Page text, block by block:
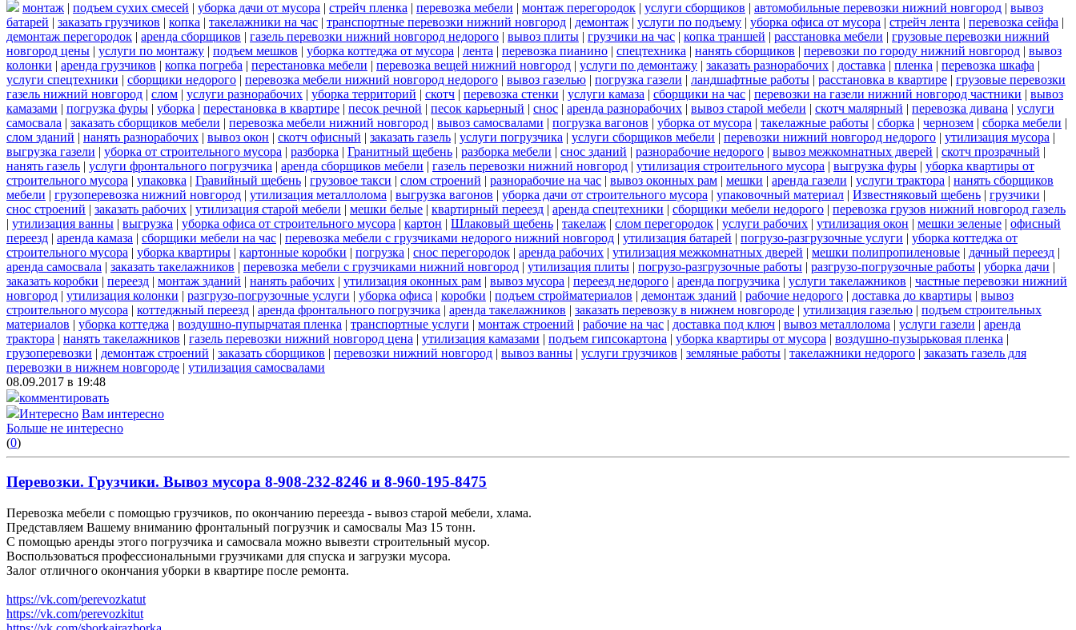
монтаж | подъем сухих смесей | уборка дачи от мусора | стрейч пленка | перевозка мебели | монтаж перегородок | услуги сборщиков | автомобильные перевозки нижний новгород | вывоз
батарей | заказать грузчиков | копка | такелажники на час | транспортные перевозки нижний новгород | демонтаж | услуги по подъему | уборка офиса от мусора | стрейч лента | перевозка сейфа |
демонтаж перегородок | аренда сборщиков | газель перевозки нижний новгород недорого | вывоз плиты | грузчики на час | копка траншей | расстановка мебели | грузовые перевозки нижний
новгород цены | услуги по монтажу | подъем мешков | уборка коттеджа от мусора | лента | перевозка пианино | спецтехника | нанять сборщиков | перевозки по городу нижний новгород | вывоз
колонки | аренда грузчиков | копка погреба | перестановка мебели | перевозка вещей нижний новгород | услуги по демонтажу | заказать разнорабочих | доставка | пленка | перевозка шкафа |
услуги спецтехники | сборщики недорого | перевозка мебели нижний новгород недорого | вывоз газелью | погрузка газели | ландшафтные работы | расстановка в квартире | грузовые перевозки
газель нижний новгород | слом | услуги разнорабочих | уборка территорий | скотч | перевозка стенки | услуги камаза | сборщики на час | перевозки на газели нижний новгород частники | вывоз
камазами | погрузка фуры | уборка | перестановка в квартире | песок речной | песок карьерный | снос | аренда разнорабочих | вывоз старой мебели | скотч малярный | перевозка дивана | услуги
самосвала | заказать сборщиков мебели | перевозка мебели нижний новгород | вывоз самосвалами | погрузка вагонов | уборка от мусора | такелажные работы | сборка | чернозем | сборка мебели |
слом зданий | нанять разнорабочих | вывоз окон | скотч офисный | заказать газель | услуги погрузчика | услуги сборщиков мебели | перевозки нижний новгород недорого | утилизация мусора |
выгрузка газели | уборка от строительного мусора | разборка | Гранитный щебень | разборка мебели | снос зданий | разнорабочие недорого | вывоз межкомнатных дверей | скотч прозрачный |
нанять газель | услуги фронтального погрузчика | аренда сборщиков мебели | газель перевозки нижний новгород | утилизация строительного мусора | выгрузка фуры | уборка квартиры от
строительного мусора | упаковка | Гравийный щебень | грузовое такси | слом строений | разнорабочие на час | вывоз оконных рам | мешки | аренда газели | услуги трактора | нанять сборщиков
мебели | грузоперевозка нижний новгород | утилизация металлолома | выгрузка вагонов | уборка дачи от строительного мусора | упаковочный материал | Известняковый щебень | грузчики |
снос строений | заказать рабочих | утилизация старой мебели | мешки белые | квартирный переезд | аренда спецтехники | сборщики мебели недорого | перевозка грузов нижний новгород газель
| утилизация ванны | выгрузка | уборка офиса от строительного мусора | картон | Шлаковый щебень | такелаж | слом перегородок | услуги рабочих | утилизация окон | мешки зеленые | офисный
переезд | аренда камаза | сборщики мебели на час | перевозка мебели с грузчиками недорого нижний новгород | утилизация батарей | погрузо-разгрузочные услуги | уборка коттеджа от
строительного мусора | уборка квартиры | картонные коробки | погрузка | снос перегородок | аренда рабочих | утилизация межкомнатных дверей | мешки полипропиленовые | дачный переезд |
аренда самосвала | заказать такелажников | перевозка мебели с грузчиками нижний новгород | утилизация плиты | погрузо-разгрузочные работы | разгрузо-погрузочные работы | уборка дачи |
заказать коробки | переезд | монтаж зданий | нанять рабочих | утилизация оконных рам | вывоз мусора | переезд недорого | аренда погрузчика | услуги такелажников | частные перевозки нижний
новгород | утилизация колонки | разгрузо-погрузочные услуги | уборка офиса | коробки | подъем стройматериалов | демонтаж зданий | рабочие недорого | доставка до квартиры | вывоз
строительного мусора | коттеджный переезд | аренда фронтального погрузчика | аренда такелажников | заказать перевозку в нижнем новгороде | утилизация газелью | подъем строительных
материалов | уборка коттеджа | воздушно-пупырчатая пленка | транспортные услуги | монтаж строений | рабочие на час | доставка под ключ | вывоз металлолома | услуги газели | аренда
трактора | нанять такелажников | газель перевозки нижний новгород цена | утилизация камазами | подъем гипсокартона | уборка квартиры от мусора | воздушно-пузырьковая пленка |
грузоперевозки | демонтаж строений | заказать сборщиков | перевозки нижний новгород | вывоз ванны | услуги грузчиков | земляные работы | такелажники недорого | заказать газель для
перевозки в нижнем новгороде | утилизация самосвалами
08.09.2017 в 19:48
комментировать
Интересно Вам интересно
Больше не интересно
(0)
Перевозки. Грузчики. Вывоз мусора 8-908-232-8246 и 8-960-195-8475
Перевозка мебели с помощью грузчиков, по окончанию переезда - вывоз старой мебели, хлама.
Представляем Вашему вниманию фронтальный погрузчик и самосвалы Маз 15 тонн.
С помощью аренды этого погрузчика и самосвала можно вывезти строительный мусор.
Воспользоваться профессиональными грузчиками для спуска и загрузки мусора.
Залог отличного окончания уборки в квартире после ремонта.
https://vk.com/perevozkatut
https://vk.com/perevozkitut